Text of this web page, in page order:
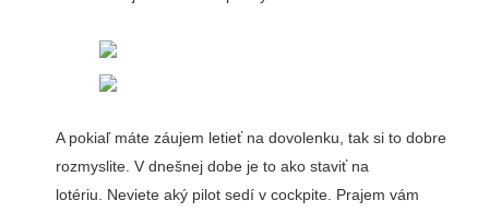
A pokiaľ máte záujem letieť na dovolenku, tak si to dobre
rozmyslite. V dnešnej dobe je to ako staviť na
lotériu. Neviete aký pilot sedí v cockpite. Prajem vám